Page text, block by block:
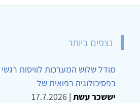
נצפים ביותר
מודל שלוש המערכות לוויסות
בפסיכולוגיה רפואית של
יששכר עשת |
17.7.2026